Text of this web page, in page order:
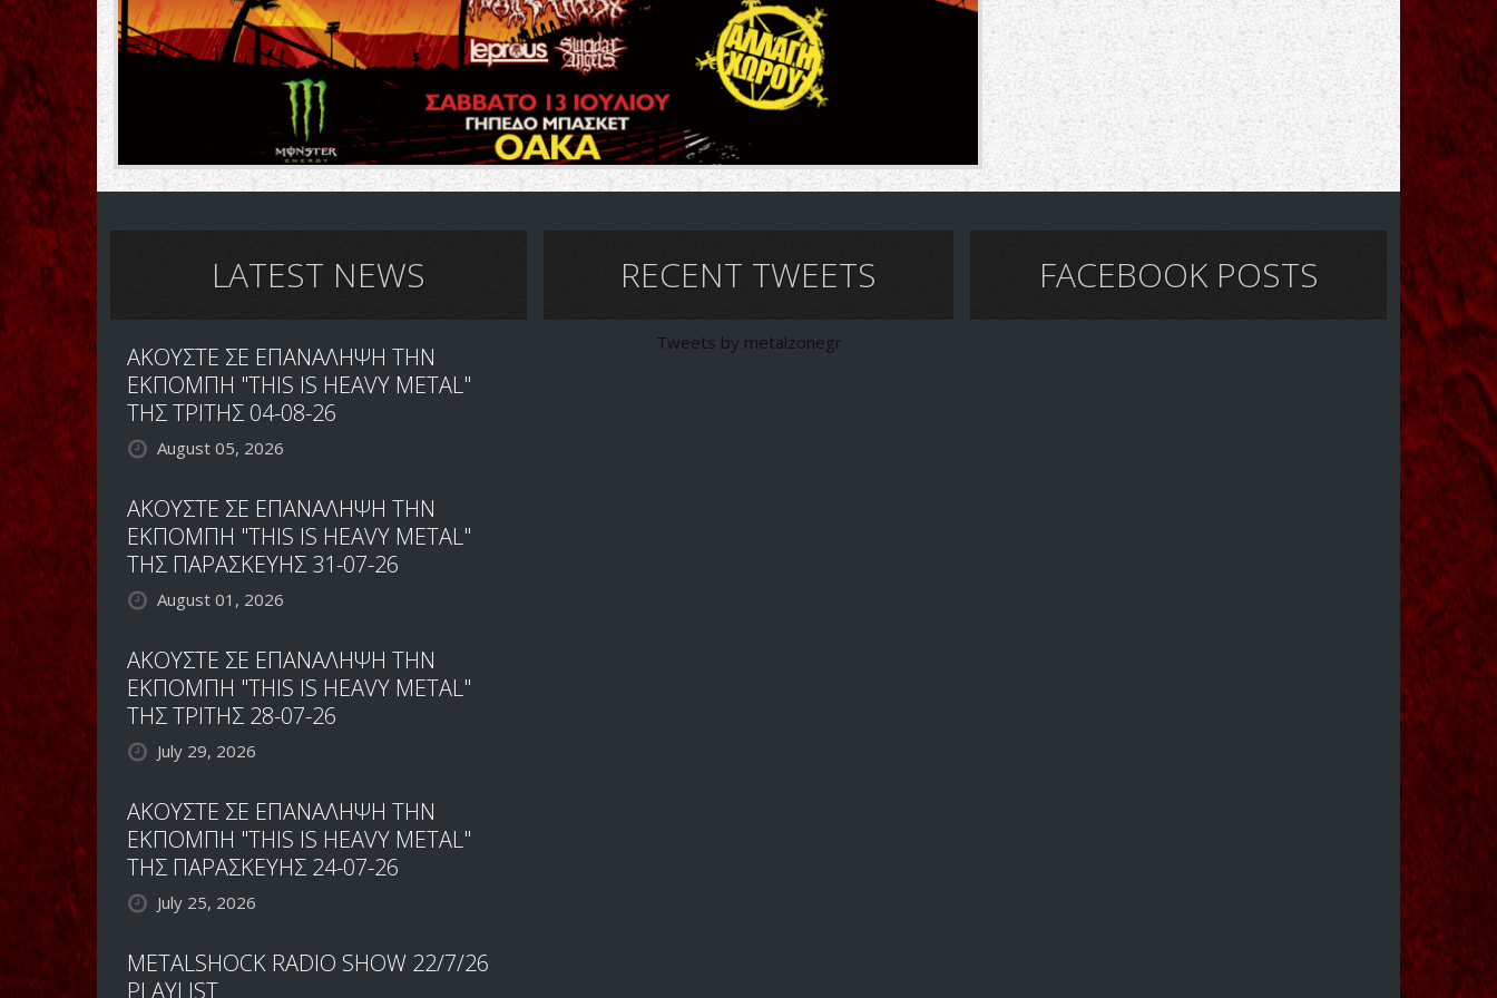
LATEST NEWS
ΑΚΟΥΣΤΕ ΣΕ ΕΠΑΝΑΛΗΨΗ ΤΗΝ
ΕΚΠΟΜΠΗ "THIS IS HEAVY METAL"
ΤΗΣ ΤΡΙΤΗΣ 04-08-26
August 05, 2026
ΑΚΟΥΣΤΕ ΣΕ ΕΠΑΝΑΛΗΨΗ ΤΗΝ
ΕΚΠΟΜΠΗ "THIS IS HEAVY METAL"
ΤΗΣ ΠΑΡΑΣΚΕΥΗΣ 31-07-26
August 01, 2026
ΑΚΟΥΣΤΕ ΣΕ ΕΠΑΝΑΛΗΨΗ ΤΗΝ
ΕΚΠΟΜΠΗ "THIS IS HEAVY METAL"
ΤΗΣ ΤΡΙΤΗΣ 28-07-26
July 29, 2026
ΑΚΟΥΣΤΕ ΣΕ ΕΠΑΝΑΛΗΨΗ ΤΗΝ
ΕΚΠΟΜΠΗ "THIS IS HEAVY METAL"
ΤΗΣ ΠΑΡΑΣΚΕΥΗΣ 24-07-26
July 25, 2026
METALSHOCK RADIO SHOW 22/7/26
PLAYLIST
RECENT TWEETS
Tweets by metalzonegr
FACEBOOK POSTS